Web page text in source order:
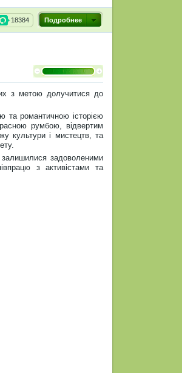
Подробнее
18384
з метою долучитися до
та романтичною історією
румбою, відвертим
культури і мистецтв, та
залишилися задоволеними
з активістами та